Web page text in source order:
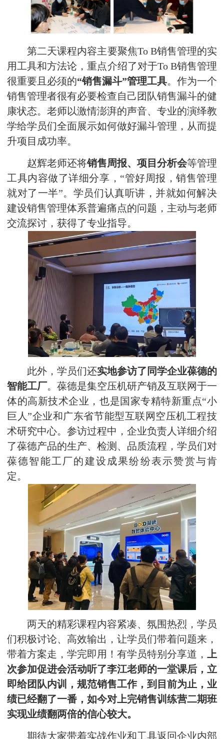
第二天课程内容主要聚焦To B销售管理的实
用工具和方法论，重点介绍了对于To B销售管理
很重要且必须的“销售漏斗”管理工具。作为一个
销售管理者很有必要检查自己团队销售漏斗的健
康状态。老师以激情澎湃的声音、专业的演绎教
学给学员们全面展示如何做好漏斗管理，从而提
升项目成功率。
赵辉老师还将销售周报、项目分析会等管理
工具内容做了详细分享，“管好周报，销售管理
就对了一半”。学员们认真听讲，并就如何解决
建设销售管理体系普遍痛点的问题，主动与老师
交流探讨，获得了专业指导。
此外，学员们还实地参访了同学企业葆德的
智能工厂。葆德是集空压机研产销及互联网于一
体的高新技术企业，也是国家专精特新重点“小
巨人”企业和广东省节能型互联网空压机工程技
术研究中心。参访过程中，企业负责人详细介绍
了葆德产品的生产、检测、品质流程，学员们对
葆德智能工厂的建设成果纷纷表示赞赏与肯
定。
两天的精彩课程内容紧凑、氛围热烈，学员
们积极讨论、高效输出，让学员们带着问题来，
带着方案走，学完即用！有学员特别分享道， 上
次参加促进会活动听了李江老师的一堂课后，立
即给团队内训，规范销售工作，到目前为止，业
绩已经翻了一番，如今对上完销售训练营二期班
实现业绩翻两倍的信心较大。
期待大家带着实战作业和工具返回企业内部